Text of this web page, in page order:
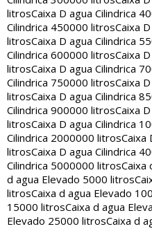
litrosCaixa D agua Cilindrica
Cilindrica 450000 litrosCaixa
litrosCaixa D agua Cilindrica
Cilindrica 600000 litrosCaixa
litrosCaixa D agua Cilindrica
Cilindrica 750000 litrosCaixa
litrosCaixa D agua Cilindrica
Cilindrica 900000 litrosCaixa
litrosCaixa D agua Cilindrica
Cilindrica 2000000 litrosCaixa
litrosCaixa D agua Cilindrica
Cilindrica 5000000 litrosCaixa
d agua Elevado 5000 litros
litrosCaixa d agua Elevado
15000 litrosCaixa d agua
Elevado 25000 litrosCaixa d